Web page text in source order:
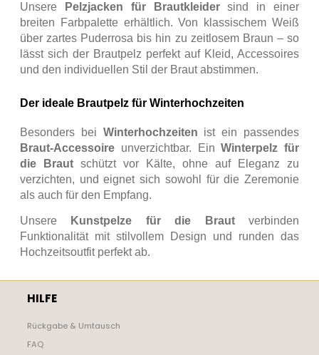
Unsere Pelzjacken für Brautkleidersind in einer
breiten Farbpalette erhältlich. Von klassischem Weiß
über zartes Puderrosa bis hin zu zeitlosem Braun – so
lässt sich der Brautpelz perfekt auf Kleid, Accessoires
und den individuellen Stil der Braut abstimmen.
Der ideale Brautpelz für Winterhochzeiten
Besonders bei Winterhochzeiten ist ein passendes
Braut-Accessoire unverzichtbar. EinWinterpelz für
die Braut schützt vor Kälte, ohne auf Eleganz zu
verzichten, und eignet sich sowohl für die Zeremonie
als auch für den Empfang.
Unsere Kunstpelze für die Brautverbinden
Funktionalität mit stilvollem Design und runden das
Hochzeitsoutfit perfekt ab.
HILFE
Rückgabe & Umtausch
FAQ